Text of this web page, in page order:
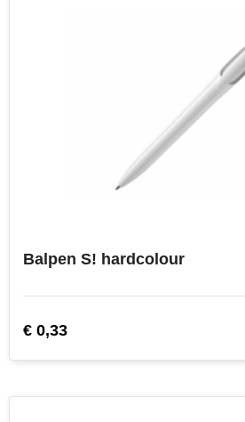
Balpen S! hardcolour
€ 0,33